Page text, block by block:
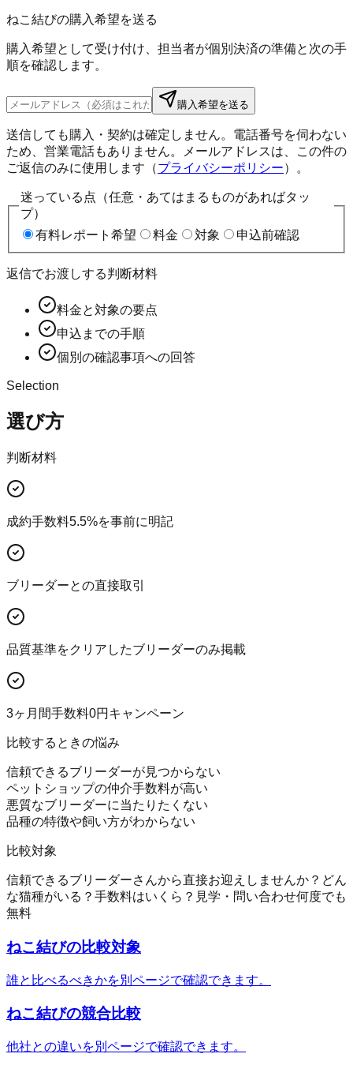
ねこ結びの購入希望を送る
購入希望として受け付け、担当者が個別決済の準備と次の手
順を確認します。
購入希望を送る
送信しても購入・契約は確定しません。電話番号を伺わない
ため、営業電話もありません。メールアドレスは、この件の
ご返信のみに使用します（プライバシーポリシー）。
迷っている点（任意・あてはまるものがあればタッ
プ）
有料レポート希望
料金 対象 申込前確認
返信でお渡しする判断材料
料金と対象の要点
申込までの手順
個別の確認事項への回答
Selection
選び方
判断材料
成約手数料5.5%を事前に明記
ブリーダーとの直接取引
品質基準をクリアしたブリーダーのみ掲載
3ヶ月間手数料0円キャンペーン
比較するときの悩み
信頼できるブリーダーが見つからない
ペットショップの仲介手数料が高い
悪質なブリーダーに当たりたくない
品種の特徴や飼い方がわからない
比較対象
信頼できるブリーダーさんから直接お迎えしませんか？ どん
な猫種がいる？ 手数料はいくら？ 見学・問い合わせ何度でも
無料
ねこ結びの比較対象
誰と比べるべきかを別ページで確認できます。
ねこ結びの競合比較
他社との違いを別ページで確認できます。